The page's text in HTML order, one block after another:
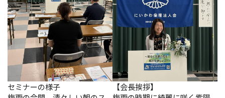
セミナーの様子
【会長挨拶】